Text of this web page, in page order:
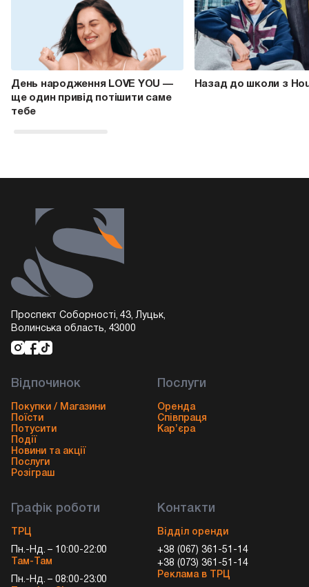
День народження LOVE YOU —
ще один привід потішити саме
тебе
Назад до школи з
Проспект Соборності, 43, Луцьк,
Волинська область, 43000
Відпочинок
Покупки / Магазини
Поїсти
Потусити
Події
Новини та акції
Послуги
Розіграш
Послуги
Оренда
Співпраця
Кар’єра
Графік роботи
ТРЦ
Пн.-Нд. – 10:00-22:00
Там-Там
Пн.-Нд. – 08:00-23:00
Контакти
Відділ оренди
+38 (067) 361-51-14
+38 (073) 361-51-14
Реклама в ТРЦ